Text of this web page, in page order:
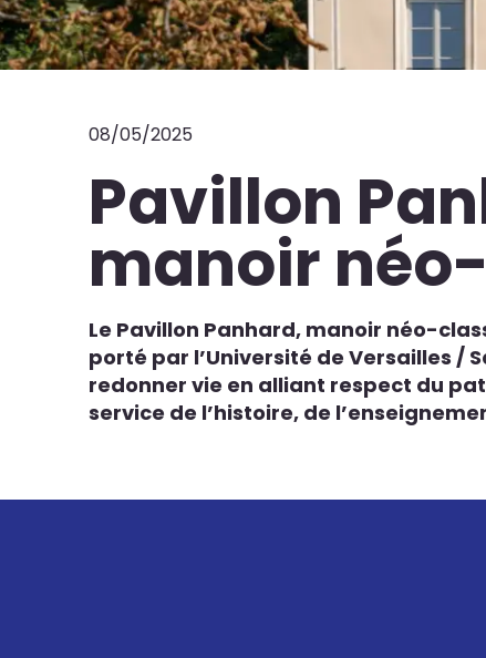
Pavillon
manoir
Le Pavillon Panhard, manoir néo-
porté par l’Université de Versailles /
redonner vie en alliant respect du
service de l’histoire, de
08/05/2025